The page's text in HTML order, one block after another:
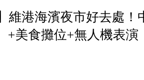
維港海濱夜市好去處
+美食攤位+無人機表演